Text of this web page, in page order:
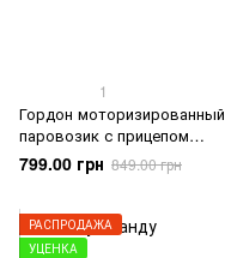
1
Гордон моторизированный
паровозик с прицепом
Thomas and Friends
799.00 грн 849.00 грн
РАСПРОДАЖА
УЦЕНКА